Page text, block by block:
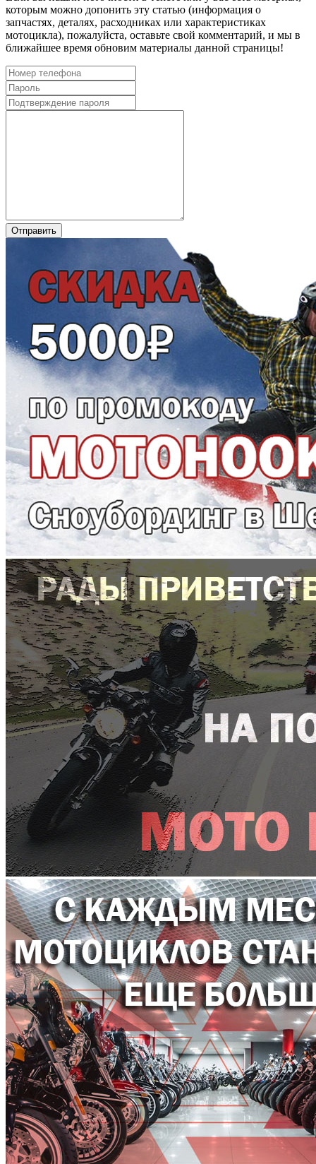
которым можно допонить эту статью (информация о
запчастях, деталях, расходниках или характеристиках
мотоцикла), пожалуйста, оставьте свой комментарий, и мы в
ближайшее время обновим материалы данной страницы!
Отправить